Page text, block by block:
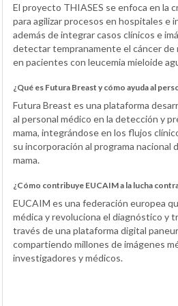
El proyecto THIASES se enfoca en la
para agilizar procesos en hospitales e
además de integrar casos clínicos e
detectar tempranamente el cáncer de
en pacientes con leucemia mieloide
¿Qué es Futura Breast y cómo ayuda al
Futura Breast es una plataforma
al personal médico en la detección y
mama, integrándose en los flujos
su incorporación al programa nacional
mama.
¿Cómo contribuye EUCAIM a la lucha
EUCAIM es una federación europea
médica y revoluciona el diagnóstico y
través de una plataforma digital
compartiendo millones de imágenes
investigadores y médicos.